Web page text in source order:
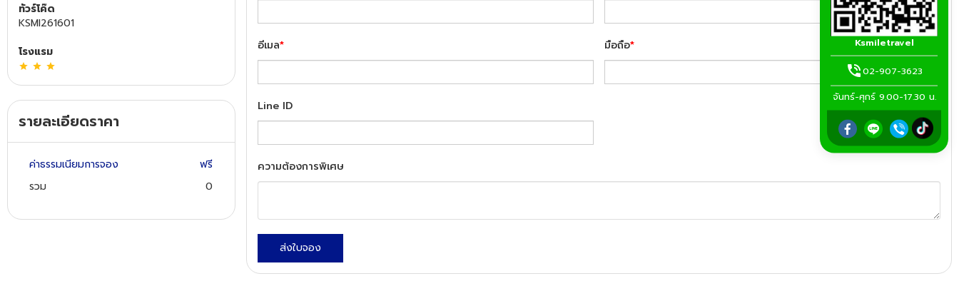
ทัวร์โค๊ด
KSMI261601
โรงแรม
รายละเอียดราคา
ค่าธรรมเนียมการจอง
ฟรี
รวม
0
อีเมล* มือถือ*
Line ID
ความต้องการพิเศษ
ส่งใบจอง
Ksmiletravel
02-907-3623
จันทร์-ศุกร์ 9.00-17.30 น.
ทัวร์นิวซีแลนด์
ทัวร์ออสเตรเลีย